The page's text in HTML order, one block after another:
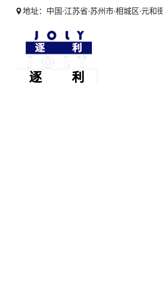
地址：中国·江苏省·苏州市·相城区·元和